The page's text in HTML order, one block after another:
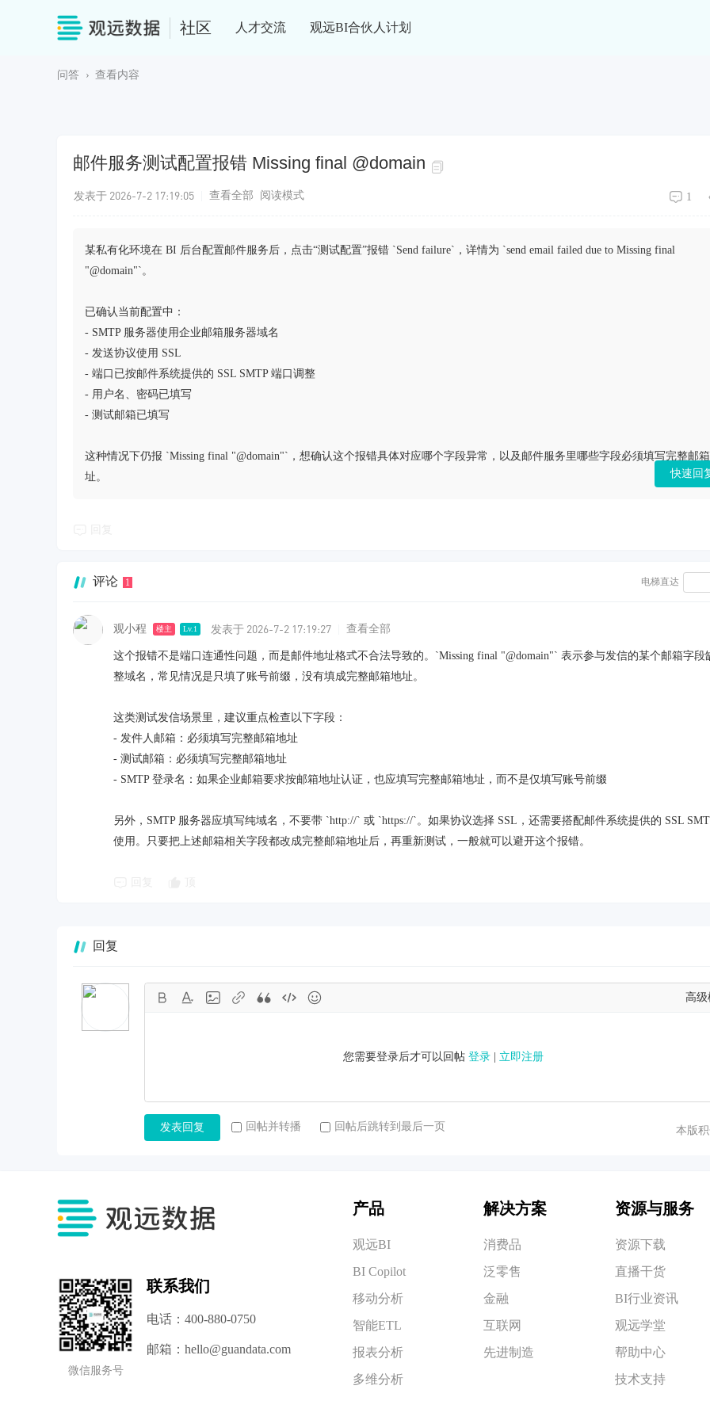
社区 人才交流 观远BI合伙人计划
问答 › 查看内容
邮件服务测试配置报错 Missing final @domain
1
发表于 2026-7-2 17:19:05 查看全部 阅读模式
某私有化环境在 BI 后台配置邮件服务后，点击“测试配置”报错 `Send failure`，详情为 `send email failed due to Missing final
"@domain"`。
已确认当前配置中：
- SMTP 服务器使用企业邮箱服务器域名
- 发送协议使用 SSL
- 端口已按邮件系统提供的 SSL SMTP 端口调整
- 用户名、密码已填写
- 测试邮箱已填写
这种情况下仍报 `Missing final "@domain"`，想确认这个报错具体对应哪个字段异常，以及邮件服务里哪些字段必须填写完整邮
址。
快速回
电梯直达
评论 1
观小程 楼主 Lv.1 发表于 2026-7-2 17:19:27 查看全部
这个报错不是端口连通性问题，而是邮件地址格式不合法导致的。`Missing final "@domain"` 表示参与发信的某个邮箱字段
整域名，常见情况是只填了账号前缀，没有填成完整邮箱地址。
这类测试发信场景里，建议重点检查以下字段：
- 发件人邮箱：必须填写完整邮箱地址
- 测试邮箱：必须填写完整邮箱地址
- SMTP 登录名：如果企业邮箱要求按邮箱地址认证，也应填写完整邮箱地址，而不是仅填写账号前缀
另外，SMTP 服务器应填写纯域名，不要带 `http://` 或 `https://`。如果协议选择 SSL，还需要搭配邮件系统提供的 SSL
使用。只要把上述邮箱相关字段都改成完整邮箱地址后，再重新测试，一般就可以避开这个报错。
回复
高级
您需要登录后才可以回帖 登录 立即注册
本版
发表回复 回帖并转播 回帖后跳转到最后一页
微信服务号
联系我们
电话：400-880-0750
邮箱：hello@guandata.com
产品
观远BI
BI Copilot
移动分析
智能ETL
报表分析
多维分析
解决方案
消费品
泛零售
金融
互联网
先进制造
资源与服务
资源下载
直播干货
BI行业资讯
观远学堂
帮助中心
技术支持